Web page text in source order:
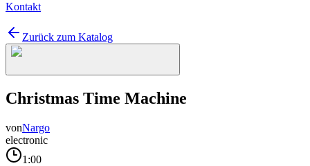
Kontakt
Zurück zum Katalog
Christmas Time Machine
vonNargo
electronic
1:00